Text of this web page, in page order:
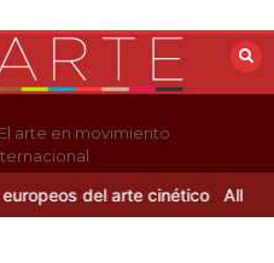
El arte en movimiento
del arte cinético Albert